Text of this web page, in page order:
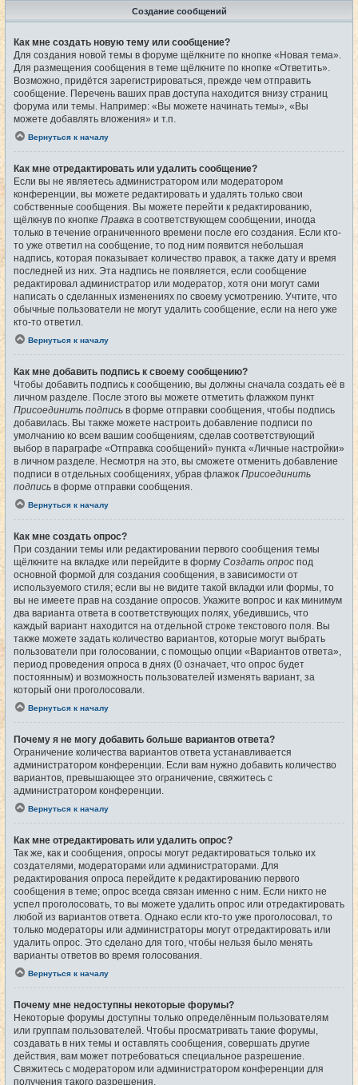
Создание сообщений
Как мне создать новую тему или сообщение?
Для создания новой темы в форуме щёлкните по кнопке «Новая тема».
Для размещения сообщения в теме щёлкните по кнопке «Ответить».
Возможно, придётся зарегистрироваться, прежде чем отправить
сообщение. Перечень ваших прав доступа находится внизу страниц
форума или темы. Например: «Вы можете начинать темы», «Вы
можете добавлять вложения» и т.п.
Вернуться к началу
Как мне отредактировать или удалить сообщение?
Если вы не являетесь администратором или модератором
конференции, вы можете редактировать и удалять только свои
собственные сообщения. Вы можете перейти к редактированию,
щёлкнув по кнопке Правка в соответствующем сообщении, иногда
только в течение ограниченного времени после его создания. Если кто-
то уже ответил на сообщение, то под ним появится небольшая
надпись, которая показывает количество правок, а также дату и время
последней из них. Эта надпись не появляется, если сообщение
редактировал администратор или модератор, хотя они могут сами
написать о сделанных изменениях по своему усмотрению. Учтите, что
обычные пользователи не могут удалить сообщение, если на него уже
кто-то ответил.
Вернуться к началу
Как мне добавить подпись к своему сообщению?
Чтобы добавить подпись к сообщению, вы должны сначала создать её в
личном разделе. После этого вы можете отметить флажком пункт
Присоединить подпись в форме отправки сообщения, чтобы подпись
добавилась. Вы также можете настроить добавление подписи по
умолчанию ко всем вашим сообщениям, сделав соответствующий
выбор в параграфе «Отправка сообщений» пункта «Личные настройки»
в личном разделе. Несмотря на это, вы сможете отменить добавление
подписи в отдельных сообщениях, убрав флажок Присоединить
подпись в форме отправки сообщения.
Вернуться к началу
Как мне создать опрос?
При создании темы или редактировании первого сообщения темы
щёлкните на вкладке или перейдите в форму Создать опрос под
основной формой для создания сообщения, в зависимости от
используемого стиля; если вы не видите такой вкладки или формы, то
вы не имеете прав на создание опросов. Укажите вопрос и как минимум
два варианта ответа в соответствующих полях, убедившись, что
каждый вариант находится на отдельной строке текстового поля. Вы
также можете задать количество вариантов, которые могут выбрать
пользователи при голосовании, с помощью опции «Вариантов ответа»,
период проведения опроса в днях (0 означает, что опрос будет
постоянным) и возможность пользователей изменять вариант, за
который они проголосовали.
Вернуться к началу
Почему я не могу добавить больше вариантов ответа?
Ограничение количества вариантов ответа устанавливается
администратором конференции. Если вам нужно добавить количество
вариантов, превышающее это ограничение, свяжитесь с
администратором конференции.
Вернуться к началу
Как мне отредактировать или удалить опрос?
Так же, как и сообщения, опросы могут редактироваться только их
создателями, модераторами или администраторами. Для
редактирования опроса перейдите к редактированию первого
сообщения в теме; опрос всегда связан именно с ним. Если никто не
успел проголосовать, то вы можете удалить опрос или отредактировать
любой из вариантов ответа. Однако если кто-то уже проголосовал, то
только модераторы или администраторы могут отредактировать или
удалить опрос. Это сделано для того, чтобы нельзя было менять
варианты ответов во время голосования.
Вернуться к началу
Почему мне недоступны некоторые форумы?
Некоторые форумы доступны только определённым пользователям
или группам пользователей. Чтобы просматривать такие форумы,
создавать в них темы и оставлять сообщения, совершать другие
действия, вам может потребоваться специальное разрешение.
Свяжитесь с модератором или администратором конференции для
получения такого разрешения.